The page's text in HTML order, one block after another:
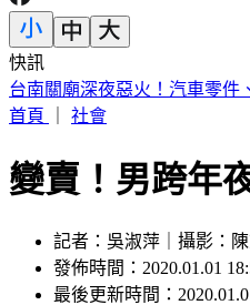
快訊
明放颱風假？最新「暴風圈
首頁
社會
變賣！男跨年
記者：吳淑萍｜攝影：
發佈時間：2020.01.01
最後更新時間：